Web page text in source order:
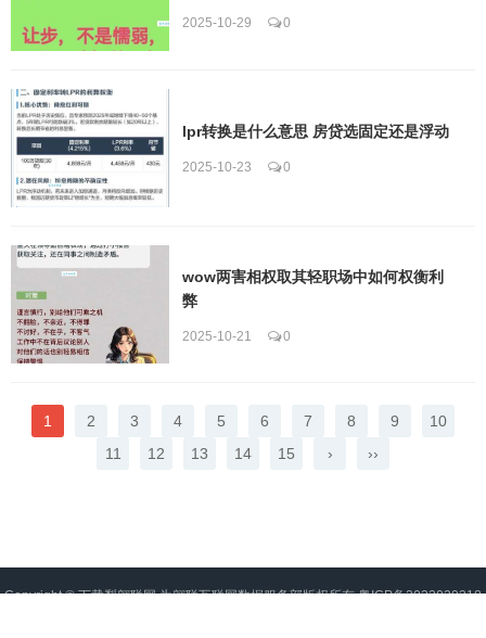
2025-10-29 0
lpr转换是什么意思 房贷选固定还是浮动
2025-10-23 0
wow两害相权取其轻职场中如何权衡利
弊
2025-10-21 0
1 2 3 4 5 6 7 8 9
10
11
12 13 14 15 › ››
Copyright ©下载梨翱联网为翱联互联网数据服务部版权所有粤ICP备2022020218